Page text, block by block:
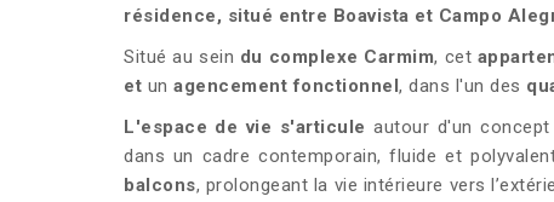
résidence, situé entre Boavista et Campo
Situé au sein du complexe Carmim, cet
et un agencement fonctionnel, dans l'un des
L'espace de vie s'articuleautour d'un concept
dans un cadre contemporain, fluide et
balcons, prolongeant la vie intérieure vers